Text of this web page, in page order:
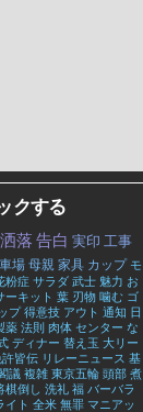
クする
落 告白 実印 工事
場 母親 家具 カップ モ
粉症 サラダ 武士 魅力 お
ーキット 葉 刃物 噛む ゴ
プ 得意技 アウト 通知 日
薬 法則 肉体 センター な
ディナー 替え玉 大リー
許皆伝 リレーニュース 基
議 複雑 東京五輪 頭部 煮
棋倒し 洗礼 福 バーバラ
イト 全米 無罪 マニアッ